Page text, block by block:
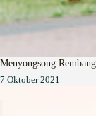
Menyongsong
7 Oktober 2021